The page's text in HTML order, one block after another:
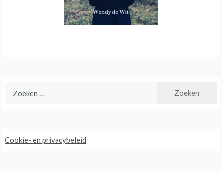
Cookie- en privacybeleid